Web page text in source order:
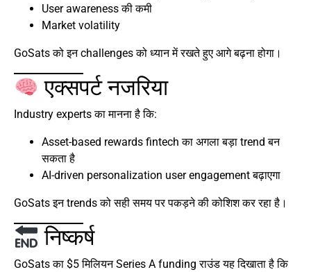
User awareness की कमी
Market volatility
GoSats को इन challenges को ध्यान में रखते हुए आगे बढ़ना होगा।
एक्सपर्ट नजरिया
Industry experts का मानना है कि:
Asset-based rewards fintech का अगला बड़ा trend बन
सकता है
AI-driven personalization user engagement बढ़ाएगा
GoSats इन trends को सही समय पर पकड़ने की कोशिश कर रहा है।
निष्कर्ष
GoSats का $5 मिलियन Series A funding राउंड यह दिखाता है कि